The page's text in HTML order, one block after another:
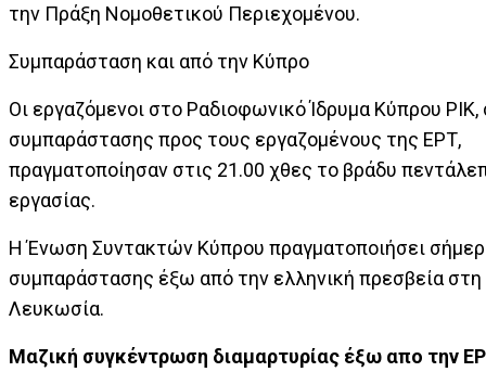
την Πράξη Νομοθετικού Περιεχομένου.
Συμπαράσταση και από την Κύπρο
Οι εργαζόμενοι στο Ραδιοφωνικό Ίδρυμα Κύπρου ΡΙΚ,
συμπαράστασης προς τους εργαζομένους της ΕΡΤ,
πραγματοποίησαν στις 21.00 χθες το βράδυ
εργασίας.
Η Ένωση Συντακτών Κύπρου πραγματοποιήσει
συμπαράστασης έξω από την ελληνική πρεσβεία στη
Λευκωσία.
Μαζική συγκέντρωση διαμαρτυρίας έξω απο την